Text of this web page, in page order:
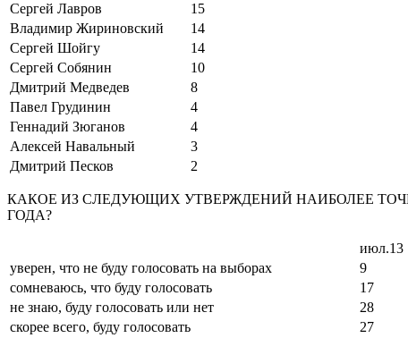
Сергей Лавров
15
Владимир Жириновский
14
Сергей Шойгу
14
Сергей Собянин
10
Дмитрий Медведев
8
Павел Грудинин
4
Геннадий Зюганов
4
Алексей Навальный
3
Дмитрий Песков
2
КАКОЕ ИЗ СЛЕДУЮЩИХ УТВЕРЖДЕНИЙ НАИБОЛЕЕ
ГОДА?
июл.13
уверен, что не буду голосовать на выборах
9
сомневаюсь, что буду голосовать
17
не знаю, буду голосовать или нет
28
скорее всего, буду голосовать
27